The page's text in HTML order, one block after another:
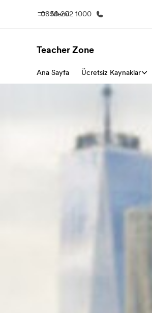
Menü
0850 202 1000
Ana Sayfa
EF'e hoş geldiniz
Teacher Zone
Ana Sayfa Ücretsiz Kaynaklar